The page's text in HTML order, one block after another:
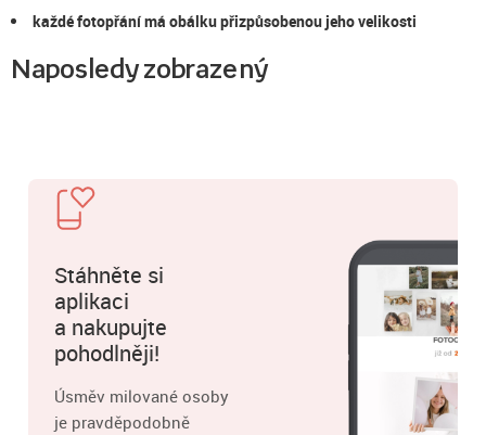
každé fotopřání má obálku přizpůsobenou jeho velikosti
Naposledy zobrazený
Stáhněte si
aplikaci
a nakupujte
pohodlněji!
Úsměv milované osoby
je pravděpodobně